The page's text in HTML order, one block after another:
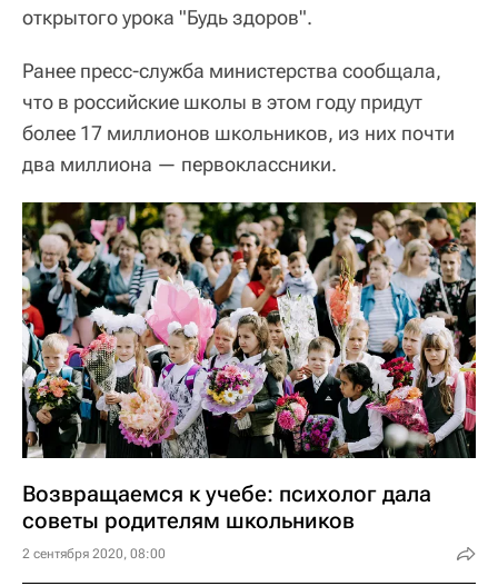
открытого урока "Будь здоров".
Ранее пресс-служба министерства сообщала,
что в российские школы в этом году придут
более 17 миллионов школьников, из них почти
два миллиона — первоклассники.
Возвращаемся к учебе: психолог дала
советы родителям школьников
2 сентября 2020, 08:00